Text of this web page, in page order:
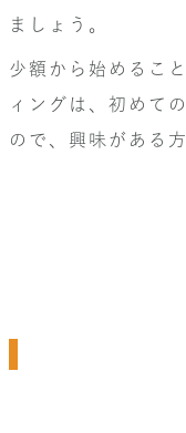
ましょう。
少額から始めるこ
ィングは、初めて
ので、興味がある